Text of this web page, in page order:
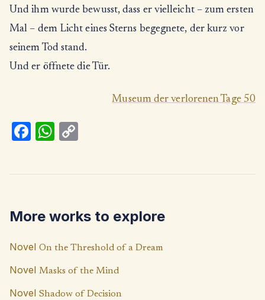
Und ihm wurde bewusst, dass er vielleicht – zum ersten
Mal – dem Licht eines Sterns begegnete, der kurz vor
seinem Tod stand.
Und er öffnete die Tür.
Museum der verlorenen Tage 50
Fa
k
W
p
p
Li
n
k
More works to explore
Novel On the Threshold of a Dream
Novel Masks of the Mind
Novel Shadow of Decision